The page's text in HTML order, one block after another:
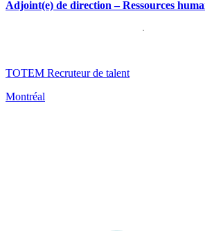
Adjoint(e) de direction – Ressources
TOTEM Recruteur de talent
Montréal